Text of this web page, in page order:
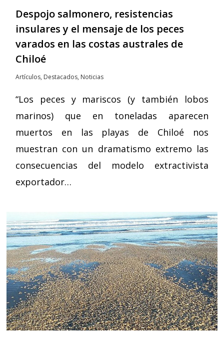
Despojo salmonero, resistencias
insulares y el mensaje de los peces
varados en las costas australes de
Chiloé
Artículos, Destacados, Noticias
“Los peces y mariscos (y también lobos
marinos) que en toneladas aparecen
muertos en las playas de Chiloé nos
muestran con un dramatismo extremo las
consecuencias del modelo extractivista
exportador…